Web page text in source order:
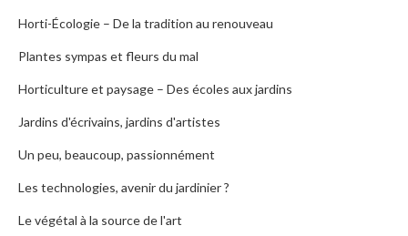
Horti-Écologie – De la tradition au renouveau
Plantes sympas et fleurs du mal
Horticulture et paysage – Des écoles aux jardins
Jardins d'écrivains, jardins d'artistes
Un peu, beaucoup, passionnément
Les technologies, avenir du jardinier ?
Le végétal à la source de l'art